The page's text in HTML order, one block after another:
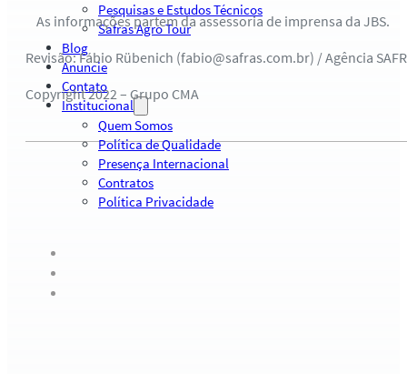
Pesquisas e Estudos Técnicos
Safras Agro Tour
Blog
Anuncie
Contato
Institucional
Quem Somos
Política de Qualidade
Presença Internacional
Contratos
Política Privacidade
As informações partem da assessoria de imprensa da JBS.
Revisão: Fábio Rübenich (fabio@safras.com.br) / Agência
Copyright 2022 – Grupo CMA